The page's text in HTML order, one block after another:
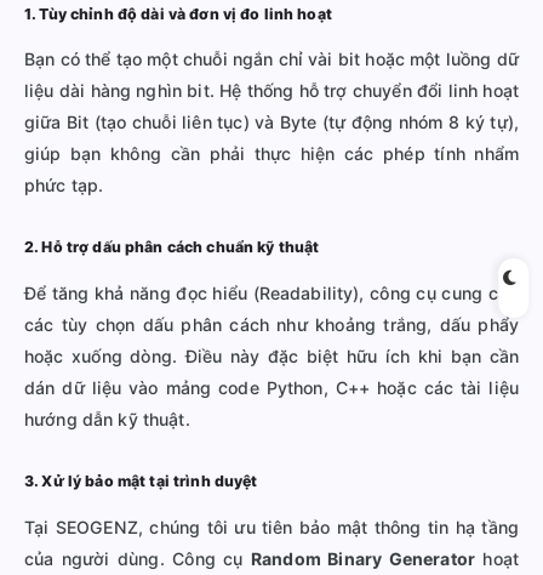
1. Tùy chỉnh độ dài và đơn vị đo linh hoạt
Bạn có thể tạo một chuỗi ngắn chỉ vài bit hoặc một luồng dữ
liệu dài hàng nghìn bit. Hệ thống hỗ trợ chuyển đổi linh hoạt
giữa Bit (tạo chuỗi liên tục) và Byte (tự động nhóm 8 ký tự),
giúp bạn không cần phải thực hiện các phép tính nhẩm
phức tạp.
2. Hỗ trợ dấu phân cách chuẩn kỹ thuật
Để tăng khả năng đọc hiểu (Readability), công cụ cung cấp
các tùy chọn dấu phân cách như khoảng trắng, dấu phẩy
hoặc xuống dòng. Điều này đặc biệt hữu ích khi bạn cần
dán dữ liệu vào mảng code Python, C++ hoặc các tài liệu
hướng dẫn kỹ thuật.
3. Xử lý bảo mật tại trình duyệt
Tại SEOGENZ, chúng tôi ưu tiên bảo mật thông tin hạ tầng
của người dùng. Công cụ Random Binary Generatorhoạt